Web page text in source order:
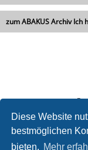
Diese Website
bestmöglichen
bieten. Mehr
zum ABAKUS Archiv Ich
SEO Workshops |